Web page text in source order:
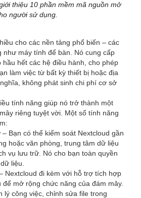
thiệu 10 phần mềm mã nguồn mở
người sử dụng.
cho các nền tảng phổ biến – các
như máy tính để bàn. Nó cung cấp
hết các hệ điều hành, cho phép
làm việc từ bất kỳ thiết bị hoặc địa
không phát sinh chi phí cơ sở
tính năng giúp nó trở thành một
riêng tuyệt vời. Một số tính năng
Bạn có thể kiểm soát Nextcloud gần
hoặc văn phòng, trung tâm dữ liệu
vụ lưu trữ. Nó cho bạn toàn quyền
liệu.
Nextcloud đi kèm với hỗ trợ tích hợp
mở rộng chức năng của đám mây.
lý công việc, chỉnh sửa file trong